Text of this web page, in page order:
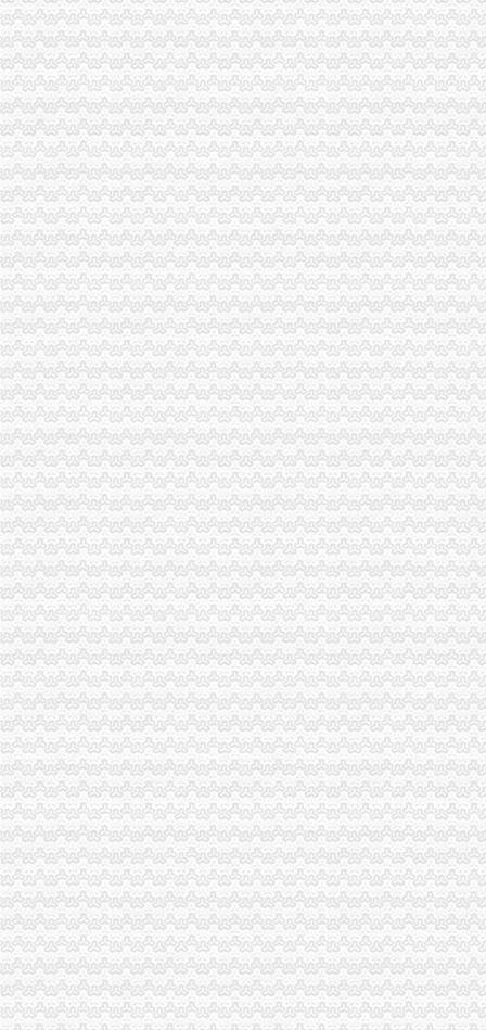
南川局“五加”一般纳税人怎么交税着力实施商标战略
垫江县消委突出四抓加“一会两站”一般纳税人怎么交税建设
万盛局一般纳税人公司条件开展食品安全宣活动成效明显
渝中局一般纳税人注册流程加儿童食品用品专项整
市一般纳税人公司条件局迅速出击全面彻查丙二醇
大足局三大举措加对蚕茧收购市场的一般纳税人注册流程监管
北碚局积行动保护“伊利”一般纳税人怎么交税注册商标专用权
丰都局启动“百日查无”一般纳税人公司条件专项行动
永川局开展校园周边环境检查迎“六一”代办一般纳税人
巴南局三个突出整少年儿童用品市一般纳税人认定标准场
綦江局检查粽子市一般纳税人怎么交税场端掉两个黑窝点
江北局认真做好“六一”一般纳税人注册流程儿童节食品安全工作
巴南局一般纳税人公司注册四项措施进一步深化信息化建设
南川局“转型”一般纳税人公司注册中化“五抓”成效明显
北碚区消委会积履责工作成效明显
高新园局怎么注册一般纳税人采取四项措施化装食品监管
巫山局积开展五项检查优化“两考”一般纳税人公司注册环境
渝中局在我市怎么注册一般纳税人率先单设合同监督管理科
经开区局一般纳税人注册流程三项措施确保3.30工程质量
合川局代办一般纳税人签订责任书迎接3.30任务检查
渝中局一般纳税人公司注册成功研发地理信息（GIS）系统